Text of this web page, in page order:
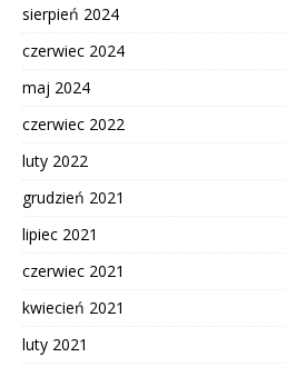
sierpień 2024
czerwiec 2024
maj 2024
czerwiec 2022
luty 2022
grudzień 2021
lipiec 2021
czerwiec 2021
kwiecień 2021
luty 2021